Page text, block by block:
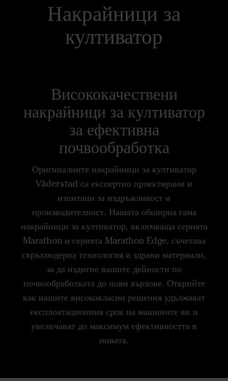
Накрайници за
култиватор
Висококачествени
накрайници за култиватор
за ефективна
почвообработка
Оригиналните накрайници за култиватор
Väderstad са експертно проектирани и
изпитани за издръжливост и
производителност. Нашата обширна гама
накрайници за култиватор, включваща серията
Marathon и серията Marathon Edge, съчетава
свръхмодерна технология и здрави материали,
за да издигне вашите дейности по
почвообработката до нови върхове. Открийте
как нашите висококласни решения удължават
експлоатационния срок на машините ви и
увеличават до максимум ефективността в
нивата.